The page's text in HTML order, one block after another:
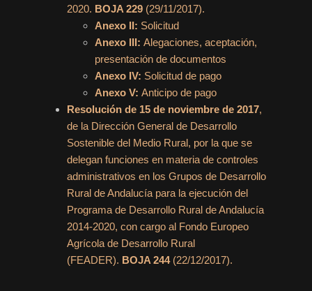
2020. BOJA 229 (29/11/2017).
Anexo II: Solicitud
Anexo III: Alegaciones, aceptación,
presentación de documentos
Anexo IV: Solicitud de pago
Anexo V: Anticipo de pago
Resolución de 15 de noviembre de 2017,
de la Dirección General de Desarrollo
Sostenible del Medio Rural, por la que se
delegan funciones en materia de controles
administrativos en los Grupos de Desarrollo
Rural de Andalucía para la ejecución del
Programa de Desarrollo Rural de Andalucía
2014-2020, con cargo al Fondo Europeo
Agrícola de Desarrollo Rural
(FEADER). BOJA 244 (22/12/2017).